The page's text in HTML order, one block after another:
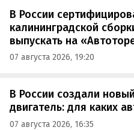
В России
калининградской
выпускать на
07 августа 2026, 19:20
В России создали
двигатель: для каких
07 августа 2026, 16:35